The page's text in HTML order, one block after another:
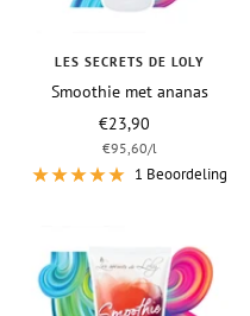
LES SECRETS DE LOLY
Smoothie met ananas
Vraagprijs
€23,90
€95,60/l
1 Beoordeling